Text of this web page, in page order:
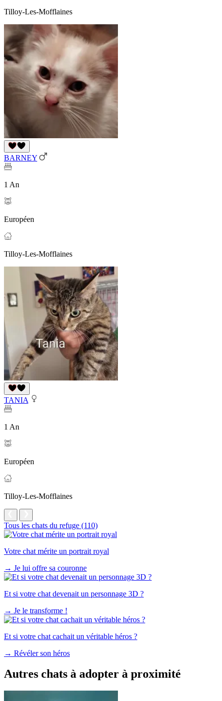
Tilloy-Les-Mofflaines
BARNEY
1 An
Européen
Tilloy-Les-Mofflaines
TANIA
1 An
Européen
Tilloy-Les-Mofflaines
Tous les chats du refuge (110)
Votre chat mérite un portrait royal
→ Je lui offre sa couronne
Et si votre chat devenait un personnage 3D ?
→ Je le transforme !
Et si votre chat cachait un véritable héros ?
→ Révéler son héros
Autres chats à adopter à proximité